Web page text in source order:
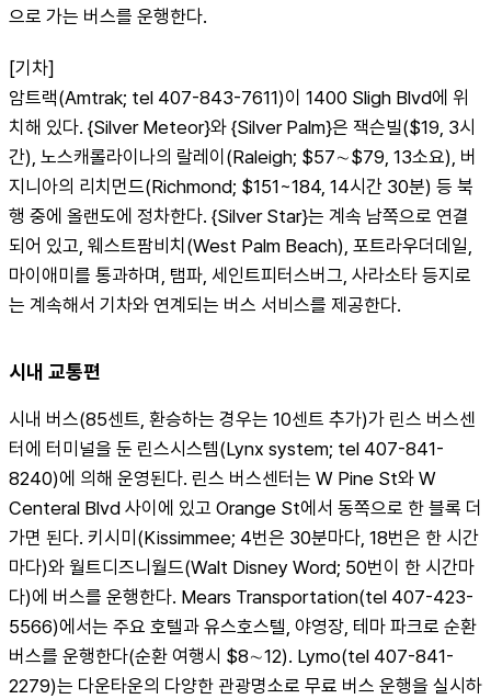
으로 가는 버스를 운행한다.
[기차]
암트랙(Amtrak; tel 407-843-7611)이 1400 Sligh Blvd에 위
치해 있다. {Silver Meteor}와 {Silver Palm}은 잭슨빌($19, 3시
간), 노스캐롤라이나의 랄레이(Raleigh; $57∼$79, 13소요), 버
지니아의 리치먼드(Richmond; $151~184, 14시간 30분) 등 북
행 중에 올랜도에 정차한다. {Silver Star}는 계속 남쪽으로 연결
되어 있고, 웨스트팜비치(West Palm Beach), 포트라우더데일,
마이애미를 통과하며, 탬파, 세인트피터스버그, 사라소타 등지로
는 계속해서 기차와 연계되는 버스 서비스를 제공한다.
시내 교통편
시내 버스(85센트, 환승하는 경우는 10센트 추가)가 린스 버스센
터에 터미널을 둔 린스시스템(Lynx system; tel 407-841-
8240)에 의해 운영된다. 린스 버스센터는 W Pine St와 W
Centeral Blvd 사이에 있고 Orange St에서 동쪽으로 한 블록 더
가면 된다. 키시미(Kissimmee; 4번은 30분마다, 18번은 한 시간
마다)와 월트디즈니월드(Walt Disney Word; 50번이 한 시간마
다)에 버스를 운행한다. Mears Transportation(tel 407-423-
5566)에서는 주요 호텔과 유스호스텔, 야영장, 테마 파크로 순환
버스를 운행한다(순환 여행시 $8∼12). Lymo(tel 407-841-
2279)는 다운타운의 다양한 관광명소로 무료 버스 운행을 실시하